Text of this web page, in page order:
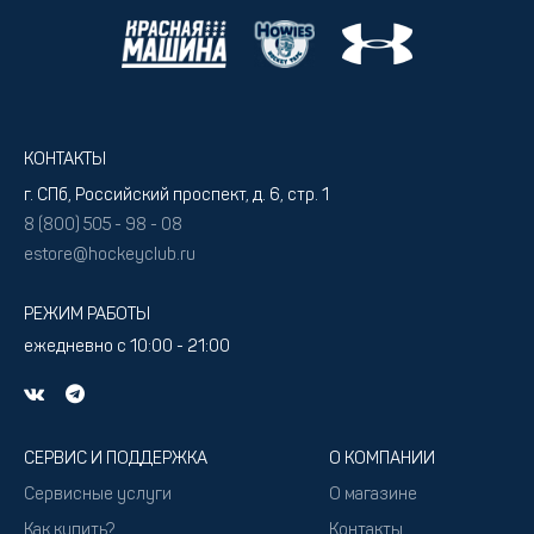
КОНТАКТЫ
г. СПб, Российский проспект, д. 6, стр. 1
8 (800) 505 - 98 - 08
estore@hockeyclub.ru
РЕЖИМ РАБОТЫ
ежедневно с 10:00 - 21:00
СЕРВИС И ПОДДЕРЖКА
Сервисные услуги
О КОМПАНИИ
О магазине